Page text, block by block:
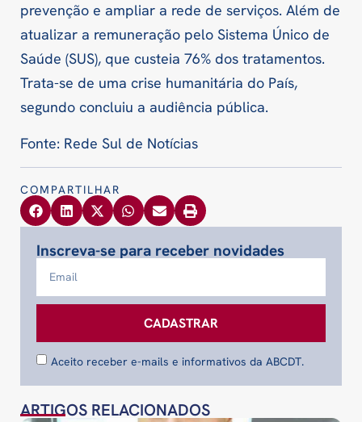
prevenção e ampliar a rede de serviços. Além de
atualizar a remuneração pelo Sistema Único de
Saúde (SUS), que custeia 76% dos tratamentos.
Trata-se de uma crise humanitária do País,
segundo concluiu a audiência pública.
Fonte: Rede Sul de Notícias
COMPARTILHAR
Inscreva-se para receber novidades
Aceito receber e-mails e informativos da ABCDT.
CADASTRAR
ARTIGOS RELACIONADOS